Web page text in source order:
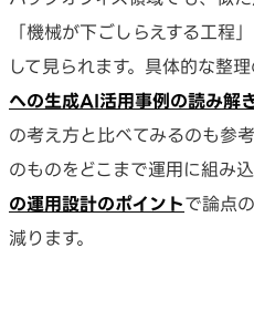
「機械が下ごしらえする工程
して見られます。具体的な整
への生成AI活用事例の読み解
の考え方と比べてみるのも参
のものをどこまで運用に組み
の運用設計のポイントで論点
減ります。